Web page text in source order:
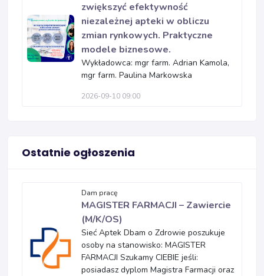
zwiększyć efektywność
niezależnej apteki w obliczu
zmian rynkowych. Praktyczne
modele biznesowe.
Wykładowca: mgr farm. Adrian Kamola,
mgr farm. Paulina Markowska
2026-09-10 09:00
Ostatnie ogłoszenia
Dam pracę
MAGISTER FARMACJI – Zawiercie
(M/K/OS)
Sieć Aptek Dbam o Zdrowie poszukuje
osoby na stanowisko: MAGISTER
FARMACJI Szukamy CIEBIE jeśli:
posiadasz dyplom Magistra Farmacji oraz